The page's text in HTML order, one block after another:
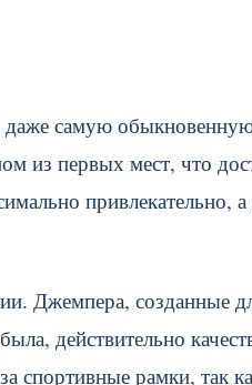
даже самую
из первых мест, что
привлекательно, а
Джемпера, созданные
действительно
спортивные рамки, так